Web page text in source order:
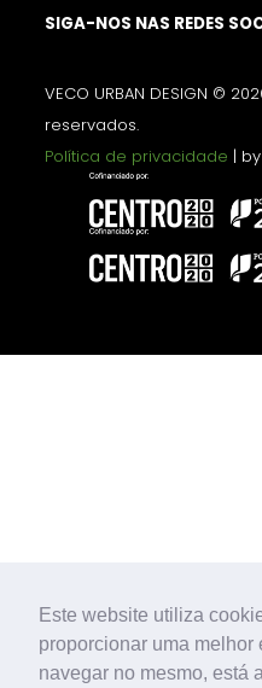
Este website utiliza
proporcionar uma melhor
navegar no mesmo, está
SIGA-NOS NAS REDES
VECO URBAN DESIGN ©
reservados.
Política de privacidade |